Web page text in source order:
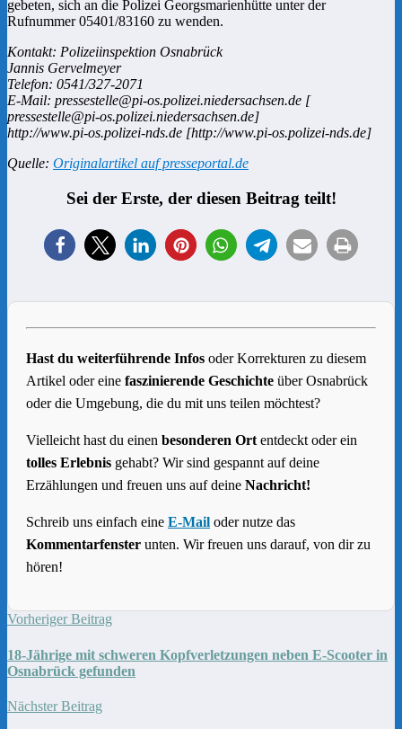
gebeten, sich an die Polizei Georgsmarienhütte unter der
Rufnummer 05401/83160 zu wenden.
Kontakt: Polizeiinspektion Osnabrück
Jannis Gervelmeyer
Telefon: 0541/327-2071
E-Mail: pressestelle@pi-os.polizei.niedersachsen.de [
pressestelle@pi-os.polizei.niedersachsen.de]
http://www.pi-os.polizei-nds.de [http://www.pi-os.polizei-nds.de]
Quelle: Originalartikel auf presseportal.de
Sei der Erste, der diesen Beitrag teilt!
Hast du weiterführende Infos oder Korrekturen zu diesem
Artikel oder eine faszinierende Geschichte über Osnabrück
oder die Umgebung, die du mit uns teilen möchtest?
Vielleicht hast du einen besonderen Ort entdeckt oder ein
tolles Erlebnis gehabt? Wir sind gespannt auf deine
Erzählungen und freuen uns auf deine Nachricht!
Schreib uns einfach eine E-Mail oder nutze das
Kommentarfenster unten. Wir freuen uns darauf, von dir zu
hören!
Vorheriger Beitrag
18-Jährige mit schweren Kopfverletzungen neben E-Scooter in
Osnabrück gefunden
Nächster Beitrag